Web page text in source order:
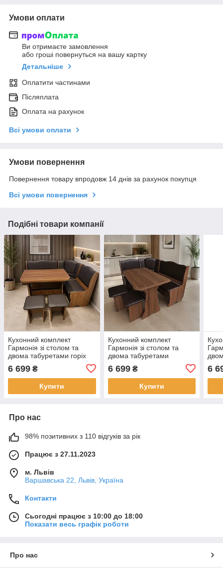
Умови оплати
Ви отримаєте замовлення
або гроші повернуться на вашу картку
Детальніше
Оплатити частинами
Післяплата
Оплата на рахунок
Всі умови оплати
Умови повернення
Повернення товару впродовж 14 днів за рахунок покупця
Всі умови повернення
Подібні товари компанії
Кухонний комплект
Гармонія зі столом та
двома табуретами горіх
6 699 ₴
Купити
Кухонний комплект
Гармонія зі столом та
двома табуретами
6 699₴
Купити
6
Про нас
98% позитивних з 110 відгуків за рік
Працює з 27.11.2023
м. Львів
Варшавська 22, Львів, Україна
Контакти
Сьогодні працює з 10:00 до 18:00
Показати весь графік роботи
Про нас